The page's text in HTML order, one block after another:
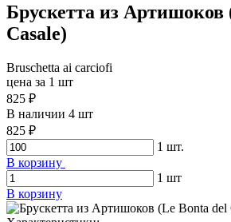
Брускетта из Артишоков
Casale)
Bruschetta ai carciofi
цена за 1 шт
825 ₽
В наличии 4 шт
825 ₽
1 шт.
В корзину
1 шт
В корзину